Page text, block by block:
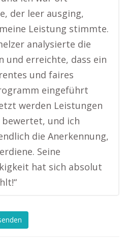
der leer ausging,
Leistung stimmte.
analysierte die
und erreichte, dass ein
und faires
eingeführt
werden Leistungen
und ich
die Anerkennung,
Seine
hat sich absolut